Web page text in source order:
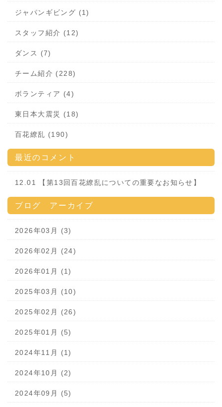
ジャパンギビング (1)
スタッフ紹介 (12)
ダンス (7)
チーム紹介 (228)
ボランティア (4)
東日本大震災 (18)
百花繚乱 (190)
最近のコメント
12.01 【第13回百花繚乱についての重要なお知らせ】
ブログ アーカイブ
2026年03月 (3)
2026年02月 (24)
2026年01月 (1)
2025年03月 (10)
2025年02月 (26)
2025年01月 (5)
2024年11月 (1)
2024年10月 (2)
2024年09月 (5)